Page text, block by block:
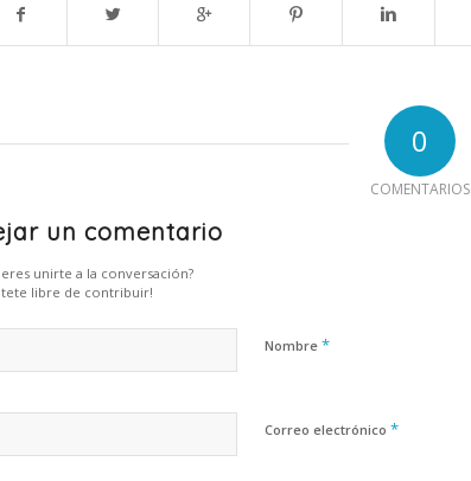
0
COMENTARIOS
un comentario
unirte a la conversación?
libre de contribuir!
Nombre *
Correo electrónico *